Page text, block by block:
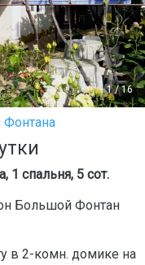
1/16
Фонтана
1 спальня, 5 сот.
Большой Фонтан
в 2-комн. домике на